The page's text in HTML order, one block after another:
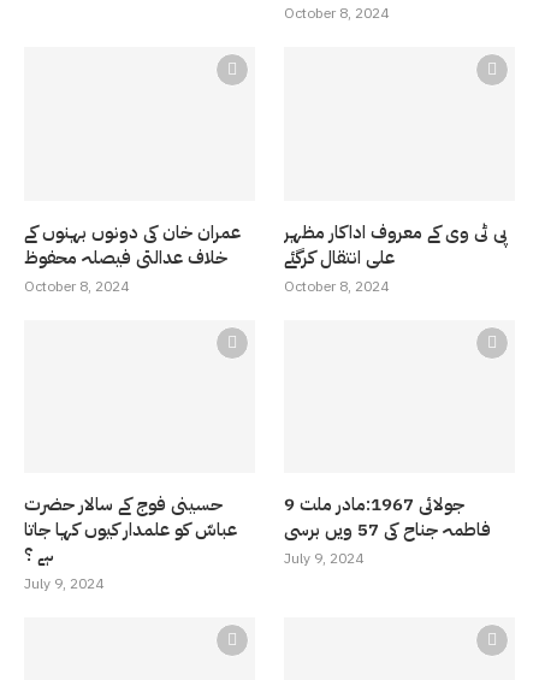
October 8, 2024
عمران خان کی دونوں بہنوں کے
خلاف عدالتی فیصلہ محفوظ
October 8, 2024
پی ٹی وی کے معروف اداکار مظہر
علی انتقال کرگئے
October 8, 2024
حسینی فوج کے سالار حضرت
عباسّ کو علمدار کیوں کہا جاتا
ہے ؟
July 9, 2024
9 جولائی 1967:مادر ملت
فاطمہ جناح کی 57 ویں برسی
July 9, 2024